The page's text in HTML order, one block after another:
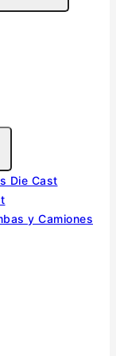
Die Cast
y Camiones